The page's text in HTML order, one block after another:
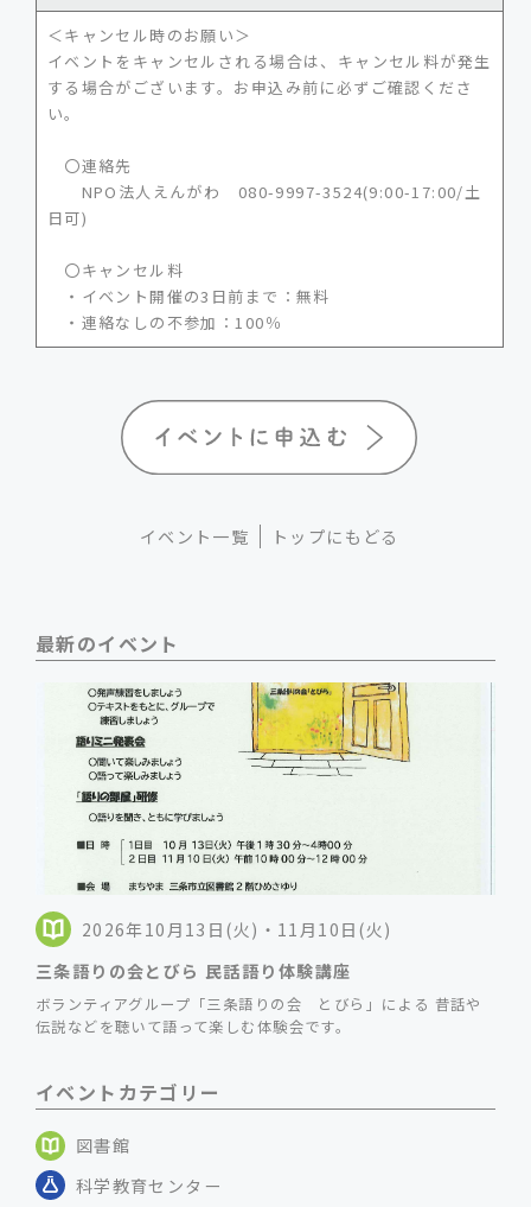
＜キャンセル時のお願い＞
イベントをキャンセルされる場合は、キャンセル料が発生
する場合がございます。お申込み前に必ずご確認くださ
い。
〇連絡先
NPO法人えんがわ 080-9997-3524(9:00-17:00/土
日可)
〇キャンセル料
・イベント開催の3日前まで：無料
・連絡なしの不参加：100％
イベント一覧 トップにもどる
最新のイベント
2026年10月13日(火)・11月10日(火)
三条語りの会とびら 民話語り体験講座
ボランティアグループ「三条語りの会 とびら」による 昔話や
伝説などを聴いて語って楽しむ体験会です。
イベントカテゴリー
図書館
科学教育センター